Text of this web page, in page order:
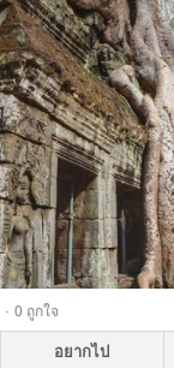
· 0 ถูกใจ
อยากไป